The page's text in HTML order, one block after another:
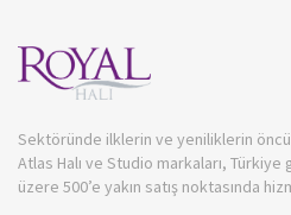
Sektöründe ilklerin ve yeniliklerin
Atlas Halı ve Studio markaları,
üzere 500’e yakın satış noktasında